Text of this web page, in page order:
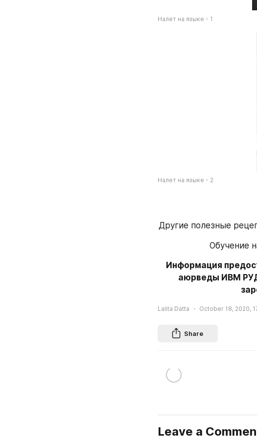
Налет на языке - 1
Налет на языке - 2
Другие полезные
Обучение
Информация
аюрведы ИВМ
Lalita Datta October 18, 2020,
Share
Leave a